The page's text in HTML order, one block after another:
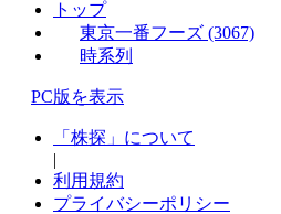
トップ
東京一番フーズ (3067)
時系列
PC版を表示
「株探」について
|
利用規約
プライバシーポリシー